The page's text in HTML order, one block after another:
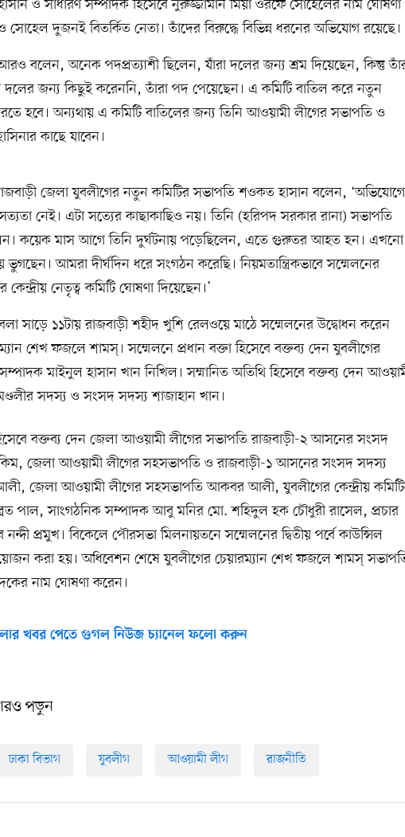
ও সাধারণ সম্পাদক হিসেবে নুরুজ্জামান মিয়া ওরফে সোহেলের নাম ঘোষণা
দুজনই বিতর্কিত নেতা। তাঁদের বিরুদ্ধে বিভিন্ন ধরনের অভিযোগ রয়েছে।
বলেন, অনেক পদপ্রত্যাশী ছিলেন, যাঁরা দলের জন্য শ্রম দিয়েছেন, কিন্তু
দলের জন্য কিছুই করেননি, তাঁরা পদ পেয়েছেন। এ কমিটি বাতিল করে নতুন
হবে। অন্যথায় এ কমিটি বাতিলের জন্য তিনি আওয়ামী লীগের সভাপতি ও
কাছে যাবেন।
জেলা যুবলীগের নতুন কমিটির সভাপতি শওকত হাসান বলেন,
নেই। এটা সত্যের কাছাকাছিও নয়। তিনি (হরিপদ সরকার রানা) সভাপতি
কয়েক মাস আগে তিনি দুর্ঘটনায় পড়েছিলেন, এতে গুরুতর আহত হন। এখনো
ভুগছেন। আমরা দীর্ঘদিন ধরে সংগঠন করেছি। নিয়মতান্ত্রিকভাবে সম্মেলনের
কেন্দ্রীয় নেতৃত্ব কমিটি ঘোষণা দিয়েছেন।’
সাড়ে ১১টায় রাজবাড়ী শহীদ খুশি রেলওয়ে মাঠে সম্মেলনের উদ্বোধন করেন
শেখ ফজলে শামস্‌। সম্মেলনে প্রধান বক্তা হিসেবে বক্তব্য দেন যুবলীগের
সম্পাদক মাইনুল হাসান খান নিখিল। সম্মানিত অতিথি হিসেবে বক্তব্য দেন
সদস্য ও সংসদ সদস্য শাজাহান খান।
বক্তব্য দেন জেলা আওয়ামী লীগের সভাপতি রাজবাড়ী-২ আসনের সংসদ
জেলা আওয়ামী লীগের সহসভাপতি ও রাজবাড়ী-১ আসনের সংসদ সদস্য
জেলা আওয়ামী লীগের সহসভাপতি আকবর আলী, যুবলীগের কেন্দ্রীয়
পাল, সাংগঠনিক সম্পাদক আবু মনির মো. শহিদুল হক চৌধুরী রাসেল, প্রচার
প্রমুখ। বিকেলে পৌরসভা মিলনায়তনে সম্মেলনের দ্বিতীয় পর্বে কাউন্সিল
করা হয়। অধিবেশন শেষে যুবলীগের চেয়ারম্যান শেখ ফজলে শামস্‌
নাম ঘোষণা করেন।
খবর পেতে গুগল নিউজ চ্যানেল ফলো করুন
পড়ুন
ঢাকা বিভাগ যুবলীগ আওয়ামী লীগ রাজনীতি